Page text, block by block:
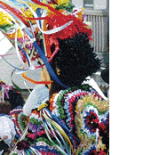
r
: